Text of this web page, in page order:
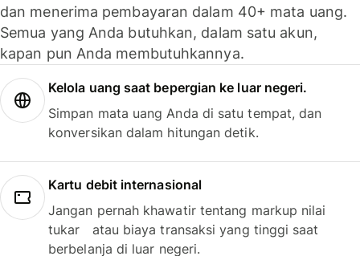
dan menerima pembayaran dalam 40+ mata uang.
Semua yang Anda butuhkan, dalam satu akun,
kapan pun Anda membutuhkannya.
Kelola uang saat bepergian ke luar negeri.
Simpan mata uang Anda di satu tempat, dan
konversikan dalam hitungan detik.
Kartu debit internasional
Jangan pernah khawatir tentang markup nilai
tukar atau biaya transaksi yang tinggi saat
berbelanja di luar negeri.